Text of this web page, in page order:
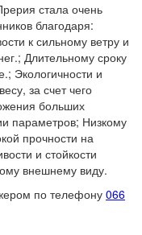
стала очень
благодаря:
к сильному ветру и
Длительному сроку
Экологичности и
за счет чего
больших
параметров; Низкому
прочности на
и стойкости
внешнему виду.
по телефону 066